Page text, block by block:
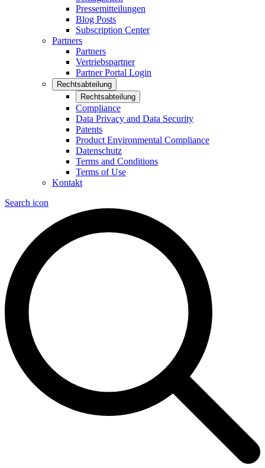
Pressemitteilungen
Blog Posts
Subscription Center
Partners
Partners
Vertriebspartner
Partner Portal Login
Rechtsabteilung
Rechtsabteilung
Compliance
Data Privacy and Data Security
Patents
Product Environmental Compliance
Datenschutz
Terms and Conditions
Terms of Use
Kontakt
Search icon